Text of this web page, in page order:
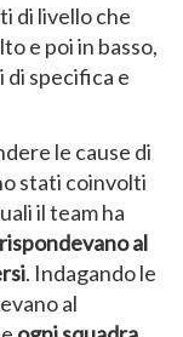
di livello che
e poi in basso,
specifica e
le cause di
stati coinvolti
il team ha
al
. Indagando le
al